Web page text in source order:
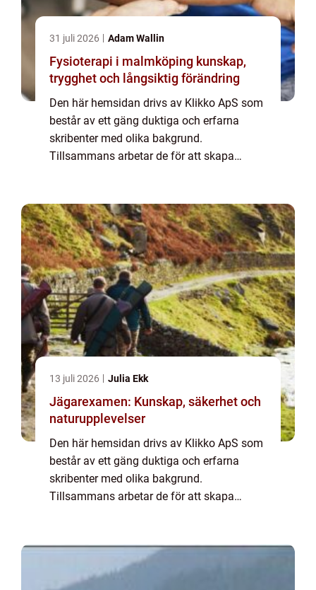
31 juli 2026 Adam Wallin
Fysioterapi i malmköping kunskap,
trygghet och långsiktig förändring
Den här hemsidan drivs av Klikko ApS som
består av ett gäng duktiga och erfarna
skribenter med olika bakgrund.
Tillsammans arbetar de för att skapa
massa olika ...
13 juli 2026 Julia Ekk
Jägarexamen: Kunskap, säkerhet och
naturupplevelser
Den här hemsidan drivs av Klikko ApS som
består av ett gäng duktiga och erfarna
skribenter med olika bakgrund.
Tillsammans arbetar de för att skapa
massa olika ...